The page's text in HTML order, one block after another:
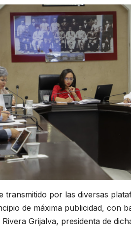
transmitido por las diversas
de máxima publicidad, con
Rivera Grijalva, presidenta de